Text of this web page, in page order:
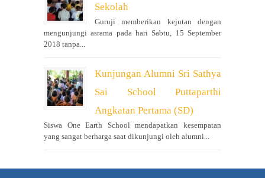
Sekolah
Guruji memberikan kejutan dengan
mengunjungi asrama pada hari Sabtu, 15 September
2018 tanpa...
Kunjungan Alumni Sri Sathya
Sai School Puttaparthi
Angkatan Pertama (SD)
Siswa One Earth School mendapatkan kesempatan
yang sangat berharga saat dikunjungi oleh alumni...